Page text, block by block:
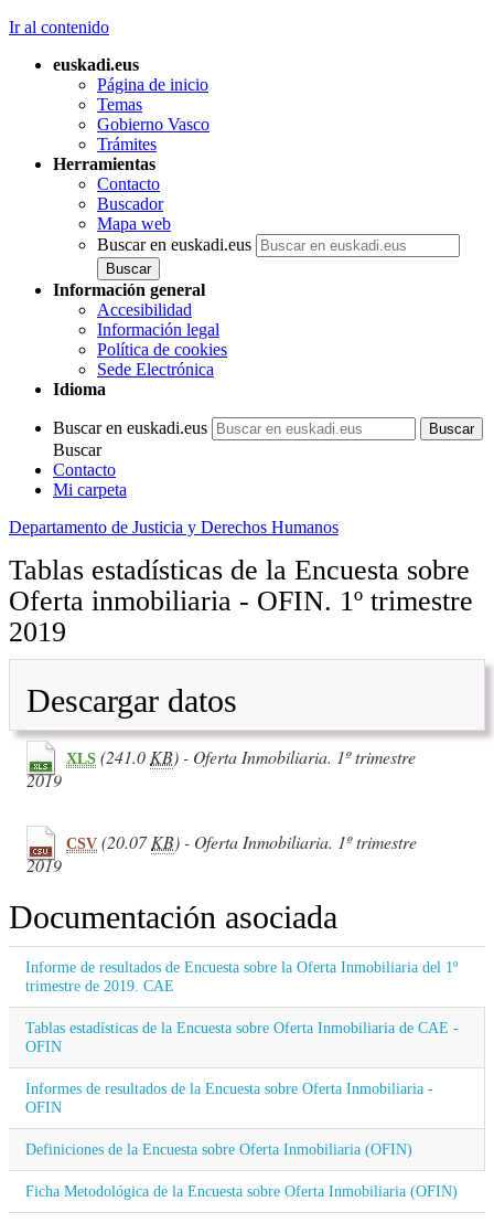
Ir al contenido
euskadi.eus
Página de inicio
Temas
Gobierno Vasco
Trámites
Herramientas
Contacto
Buscador
Mapa web
Buscar en euskadi.eus
Información general
Accesibilidad
Información legal
Política de cookies
Sede Electrónica
Idioma
Buscar en euskadi.eus
Buscar
Contacto
Mi carpeta
Departamento de Justicia y Derechos Humanos
Tablas estadísticas de la Encuesta sobre
Oferta inmobiliaria - OFIN. 1º trimestre
2019
Descargar datos
XLS (241.0KB) - Oferta Inmobiliaria. 1º trimestre
2019
CSV (20.07KB) - Oferta Inmobiliaria. 1º trimestre
2019
Documentación asociada
Informe de resultados de Encuesta sobre la Oferta Inmobiliaria del 1º
trimestre de 2019. CAE
Tablas estadísticas de la Encuesta sobre Oferta Inmobiliaria de CAE -
OFIN
Informes de resultados de la Encuesta sobre Oferta Inmobiliaria -
OFIN
Definiciones de la Encuesta sobre Oferta Inmobiliaria (OFIN)
Ficha Metodológica de la Encuesta sobre Oferta Inmobiliaria (OFIN)